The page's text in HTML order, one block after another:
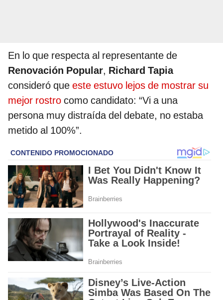
En lo que respecta al representante de
Renovación Popular, Richard Tapia
consideró que este estuvo lejos de mostrar su
mejor rostro como candidato: “Vi a una
persona muy distraída del debate, no estaba
metido al 100%”.